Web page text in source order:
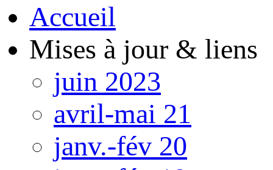
Accueil
Mises à jour & liens
juin 2023
avril-mai 21
janv.-fév 20